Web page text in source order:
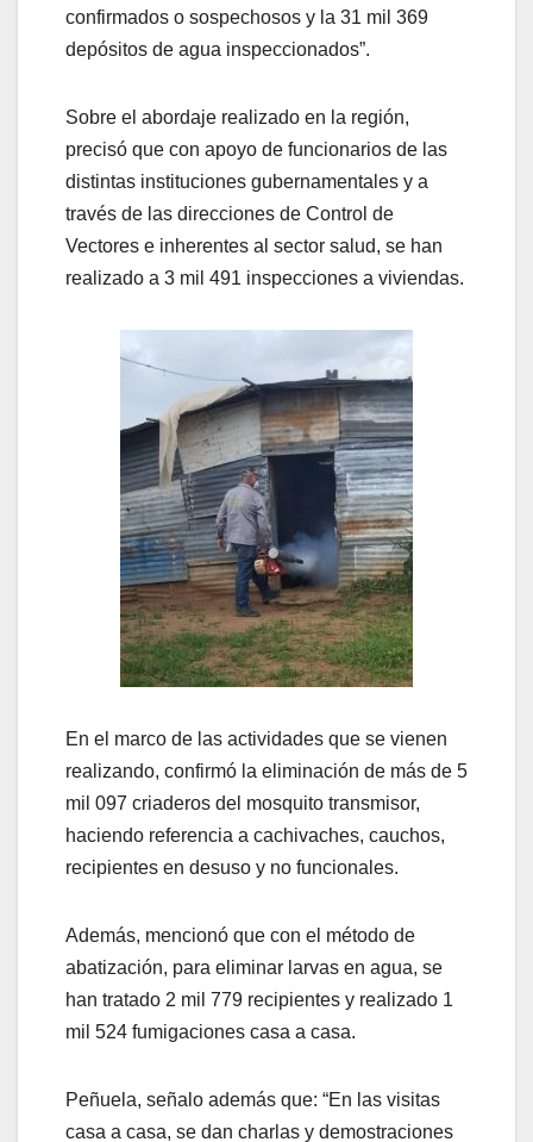
confirmados o sospechosos y la 31 mil 369
depósitos de agua inspeccionados”.
Sobre el abordaje realizado en la región,
precisó que con apoyo de funcionarios de las
distintas instituciones gubernamentales y a
través de las direcciones de Control de
Vectores e inherentes al sector salud, se han
realizado a 3 mil 491 inspecciones a viviendas.
En el marco de las actividades que se vienen
realizando, confirmó la eliminación de más de 5
mil 097 criaderos del mosquito transmisor,
haciendo referencia a cachivaches, cauchos,
recipientes en desuso y no funcionales.
Además, mencionó que con el método de
abatización, para eliminar larvas en agua, se
han tratado 2 mil 779 recipientes y realizado 1
mil 524 fumigaciones casa a casa.
Peñuela, señalo además que: “En las visitas
casa a casa, se dan charlas y demostraciones